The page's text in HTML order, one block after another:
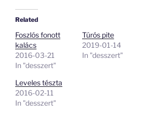
Related
Foszlós fonott
kalács
2016-03-21
In "desszert"
Túrós pite
2019-01-14
In "desszert"
Leveles tészta
2016-02-11
In "desszert"